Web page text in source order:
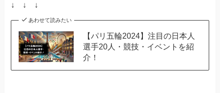
↓ ↓ ↓
あわせて読みたい
【パリ五輪2024】注目の日本人
選手20人・競技・イベントを紹
介！